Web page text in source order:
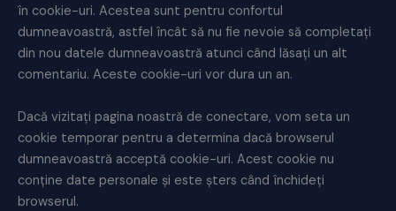
în cookie-uri. Acestea sunt pentru confortul
dumneavoastră, astfel încât să nu fie nevoie să completați
din nou datele dumneavoastră atunci când lăsați un alt
comentariu. Aceste cookie-uri vor dura un an.
Dacă vizitați pagina noastră de conectare, vom seta un
cookie temporar pentru a determina dacă browserul
dumneavoastră acceptă cookie-uri. Acest cookie nu
conține date personale și este șters când închideți
browserul.